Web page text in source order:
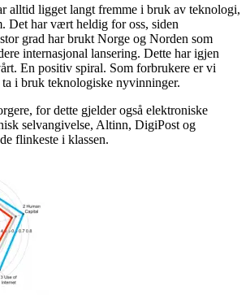
alltid ligget langt fremme i bruk av teknologi,
Det har vært heldig for oss, siden
grad har brukt Norge og Norden som
internasjonal lansering. Dette har igjen
En positiv spiral. Som forbrukere er vi
i bruk teknologiske nyvinninger.
for dette gjelder også elektroniske
selvangivelse, Altinn, DigiPost og
flinkeste i klassen.